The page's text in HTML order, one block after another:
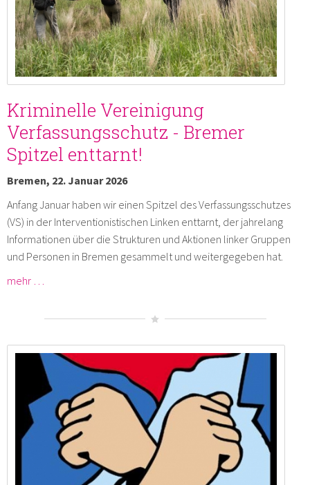
Kriminelle Vereinigung
Verfassungsschutz - Bremer
Spitzel enttarnt!
Bremen, 22. Januar 2026
Anfang Januar haben wir einen Spitzel des Verfassungsschutzes
(VS) in der Interventionistischen Linken enttarnt, der jahrelang
Informationen über die Strukturen und Aktionen linker Gruppen
und Personen in Bremen gesammelt und weitergegeben hat.
mehr …